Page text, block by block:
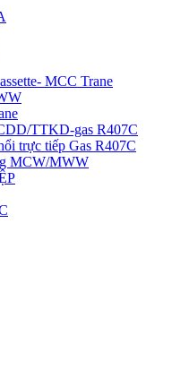
MCC Trane
TTKD-gas R407C
trực tiếp Gas R407C
MCW/MWW